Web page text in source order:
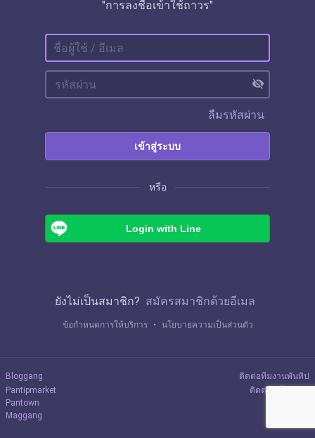
"การลงชื่อเข้าใช้ถาวร"
visibility_off
ลืมรหัสผ่าน
เข้าสู่ระบบ
หรือ
Login with Line
ยังไม่เป็นสมาชิก? สมัครสมาชิกด้วยอีเมล
ข้อกำหนดการให้บริการ ・ นโยบายความเป็นส่วนตัว
Bloggang
Pantipmarket
Pantown
Maggang
ติดต่อทีมงานพันทิป
ติดต่อลงโฆษณา